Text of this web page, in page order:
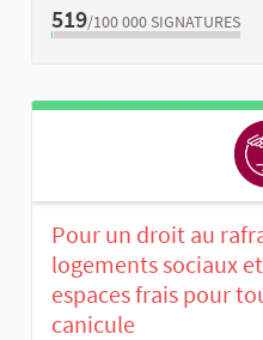
519/100 000 SIGNATURES
Pour un droit au
logements sociaux
espaces frais pour
canicule